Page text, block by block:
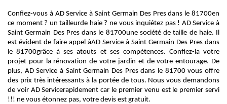
Confiez-vous à AD Service à Saint Germain Des Pres dans le 81700en
ce moment ? un tailleurde haie ? ne vous inquiétez pas ! AD Service à
Saint Germain Des Pres dans le 81700une société de taille de haie. Il
est évident de faire appel àAD Service à Saint Germain Des Pres dans
le 81700grâce à ses atouts et ses compétences. Confiez-la votre
projet pour la rénovation de votre jardin et de votre entourage. De
plus, AD Service à Saint Germain Des Pres dans le 81700 vous offre
des prix très intéressants à la portée de tous. Nous vous demandons
de voir AD Servicerapidement car le premier venu est le premier servi
!!! ne vous étonnez pas, votre devis est gratuit.